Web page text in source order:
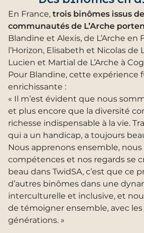
En France, trois binômes issus
communautés de L’Arche
Blandine et Alexis, de L’Arche en
l’Horizon, Elisabeth et Nicolas de
Lucien et Martial de L’Arche à
Pour Blandine, cette expérience
enrichissante :
« Il m’est évident que nous
et plus encore que la diversité
richesse indispensable à la vie.
qui a un handicap, a toujours
Nous apprenons ensemble,
compétences et nos regards se
beau dans TwidSA, c’est que ce
d’autres binômes dans une
interculturelle et inclusive, et
de témoigner ensemble, avec
générations. »